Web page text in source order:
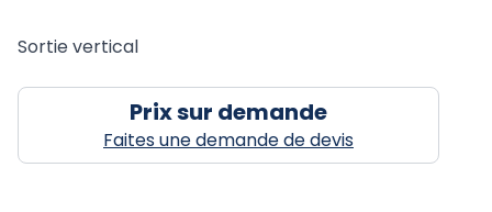
Sortie vertical
Prix sur demande
Faites une demande de devis